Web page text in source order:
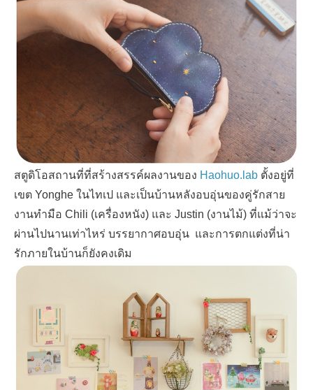
สตูดิโอสถานที่ที่สร้างสรรค์ผลงานของ Haohuo.lab ตั้งอยู่ที่
เขต Yonghe ในไทเป และเป็นบ้านหลังอบอุ่นของคู่รักสาย
งานทำมือ Chili (เครื่องหนัง) และ Justin (งานไม้) ที่แม้ว่าจะ
ผ่านไปนานเท่าไหร่ บรรยากาศอบอุ่น และการตกแต่งที่น่า
รักภายในบ้านก็ยังคงเดิม